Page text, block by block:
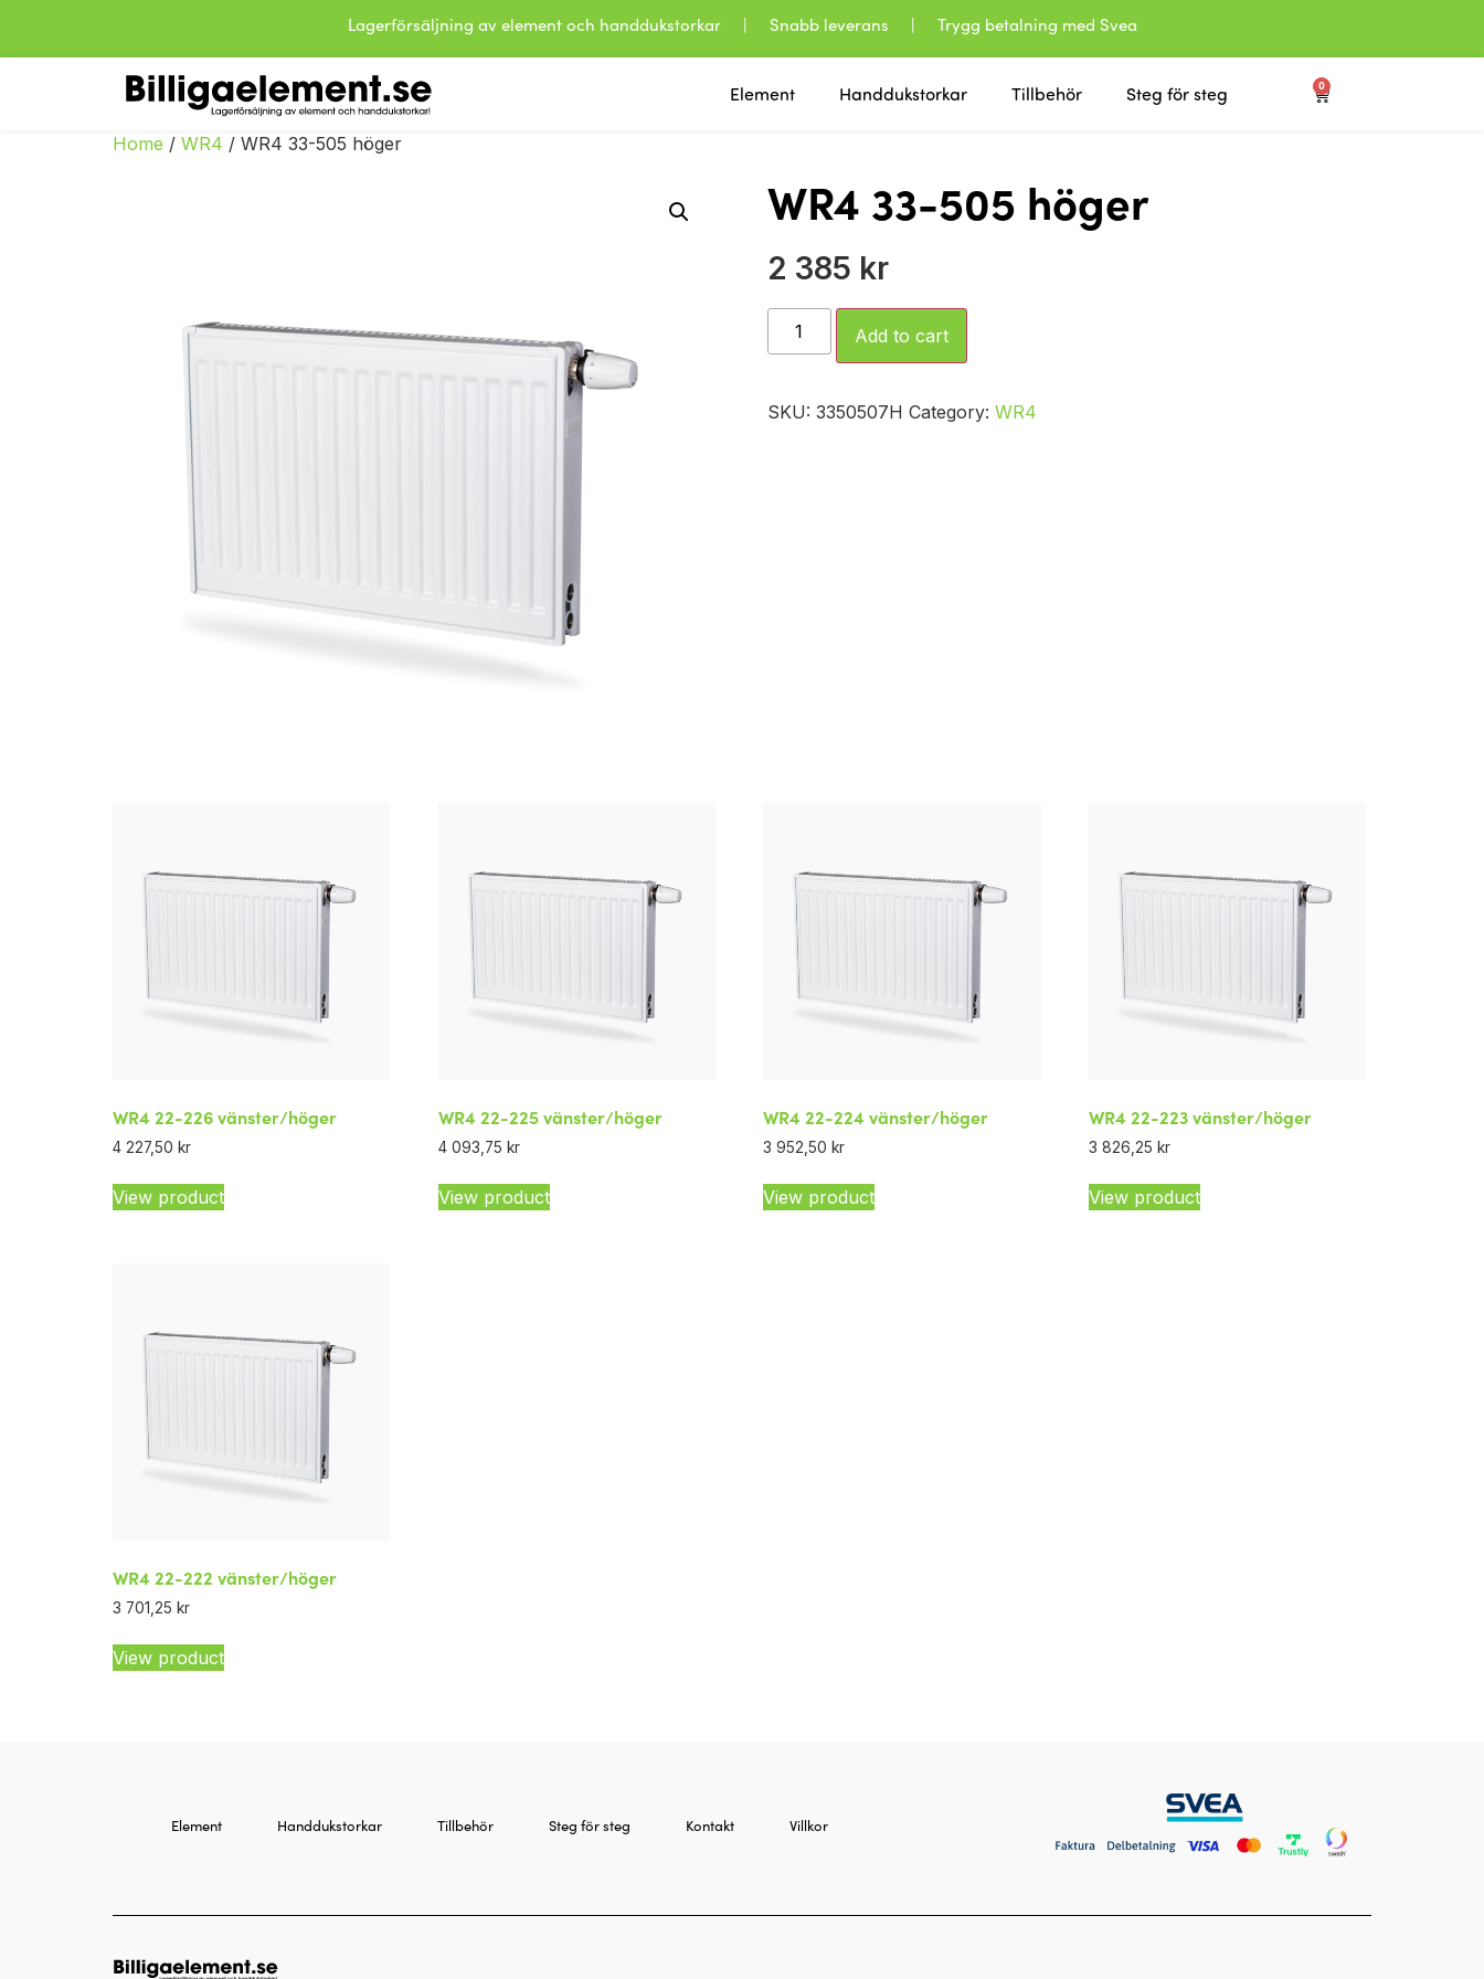
Lagerförsäljning av element och handdukstorkar | Snabb leverans | Trygg betalning med Svea
Element Handdukstorkar Tillbehör Steg för steg 0
Home / WR4 / WR4 33-505 höger
WR4 33-505 höger
2 385 kr
Add to cart
SKU: 3350507H Category: WR4
WR4 22-226 vänster/höger
4 227,50 kr
View product
WR4 22-225 vänster/höger
4 093,75 kr
View product
WR4 22-224 vänster/höger
3 952,50 kr
View product
WR4 22-223 vänster/höger
3 826,25 kr
View product
WR4 22-222 vänster/höger
3 701,25 kr
View product
Element Handdukstorkar Tillbehör Steg för steg Kontakt Villkor